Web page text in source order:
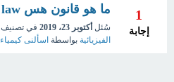
1
إجابة
ما هو قانون هس Hess law ؟
سُئل أكتوبر 23، 2019 في تصنيف
الفيزيائية بواسطة اسألنى كيمياء